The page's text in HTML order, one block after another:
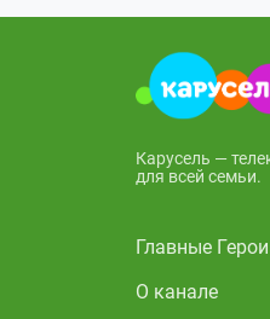
Карусель —
для всей семьи.
Главные Герои
О канале